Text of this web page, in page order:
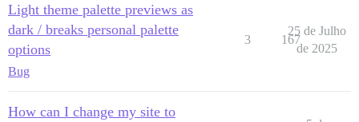
Light theme palette previews as
dark / breaks personal palette
options
Bug
3 167
25 de Julho
de 2025
How can I change my site to